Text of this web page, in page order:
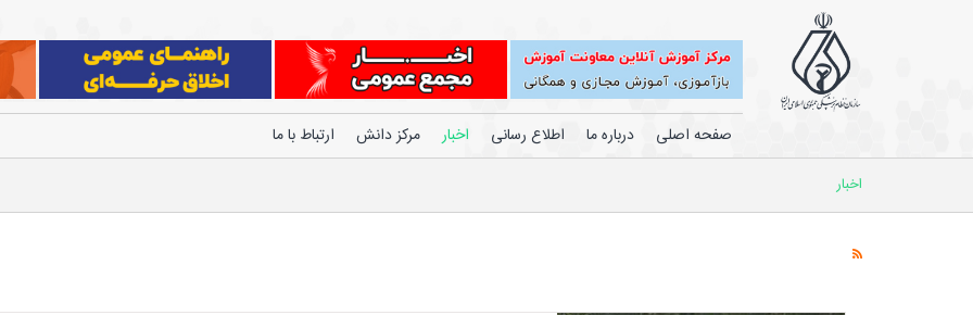
صفحه اصلی درباره ما اطلاع رسانی اخبار مرکز دانش ارتباط با ما
اخبار